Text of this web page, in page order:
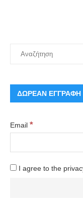
ΔΩΡΕΑΝ ΕΓΓΡΑΦΗ
Email *
I agree to the